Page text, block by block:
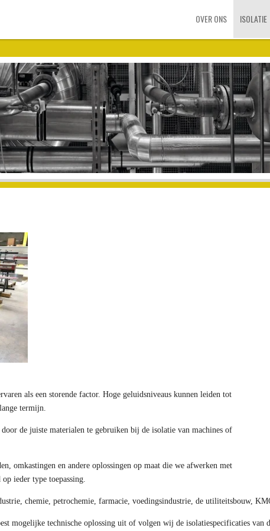
OVER ONS ISOLATIE
als een storende factor. Hoge geluidsniveaus kunnen leiden tot
termijn.
de juiste materialen te gebruiken bij de isolatie van machines of
omkastingen en andere oplossingen op maat die we afwerken met
ieder type toepassing.
chemie, petrochemie, farmacie, voedingsindustrie, de utiliteitsbouw,
mogelijke technische oplossing uit of volgen wij de isolatiespecificaties